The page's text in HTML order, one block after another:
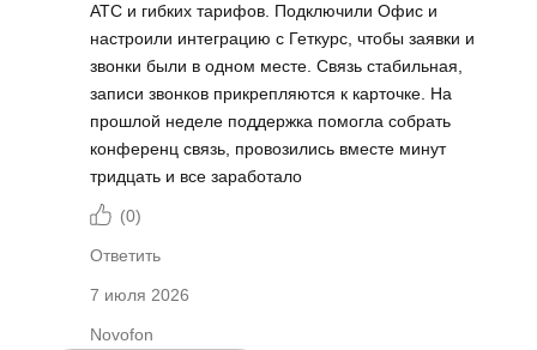
АТС и гибких тарифов. Подключили Офис и
настроили интеграцию с Геткурс, чтобы заявки и
звонки были в одном месте. Связь стабильная,
записи звонков прикрепляются к карточке. На
прошлой неделе поддержка помогла собрать
конференц связь, провозились вместе минут
тридцать и все заработало
(0)
Ответить
7 июля 2026
Novofon